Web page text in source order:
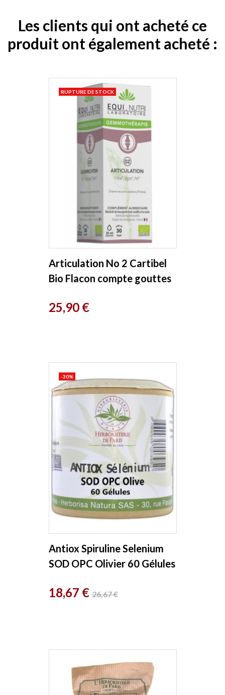
Les clients qui ont acheté ce
produit ont également acheté :
Articulation No 2 Cartibel
Bio Flacon compte gouttes
Prix
25,90 €
RUPTURE DE STOCK
Antiox Spiruline Selenium
SOD OPC Olivier 60 Gélules
Prix
18,67 €Prix
26,67 €
-30%